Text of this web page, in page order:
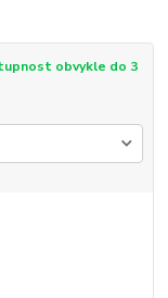
obvykle do 3